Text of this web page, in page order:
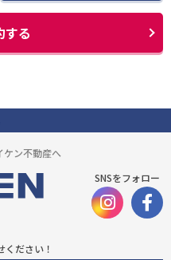
する
ケン不動産へ
SNSをフォロー
ださい！